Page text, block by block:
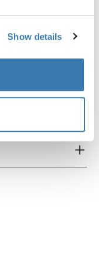
Show details